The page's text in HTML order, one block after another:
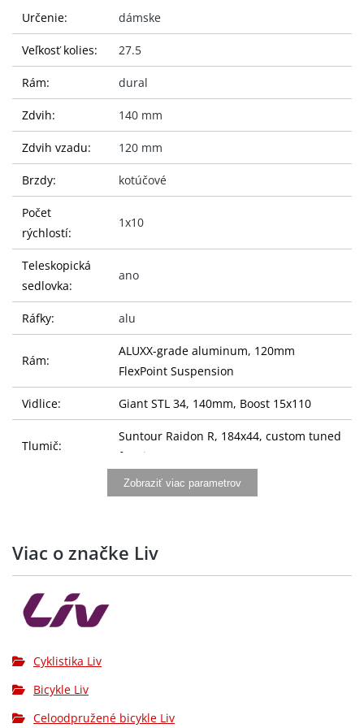
Určenie: dámske
Veľkosť kolies: 27.5
Rám: dural
Zdvih: 140 mm
Zdvih vzadu: 120 mm
Brzdy: kotúčové
Počet
rýchlostí:
1x10
Teleskopická
sedlovka:
ano
Ráfky: alu
Rám:
ALUXX-grade aluminum, 120mm
FlexPoint Suspension
Vidlice: Giant STL 34, 140mm, Boost 15x110
Tlumič:
Suntour Raidon R, 184x44, custom tuned
for Liv
Giant Contact TR35, 20mm rise, alloy: XS:
Giant Contact, 35mm: XS: 40mm, S:
Sedlovka:
Sedlo: Liv Sylvia
Zobraziť viac parametrov
Viac o značke Liv
Cyklistika Liv
Bicykle Liv
Celoodpružené bicykle Liv